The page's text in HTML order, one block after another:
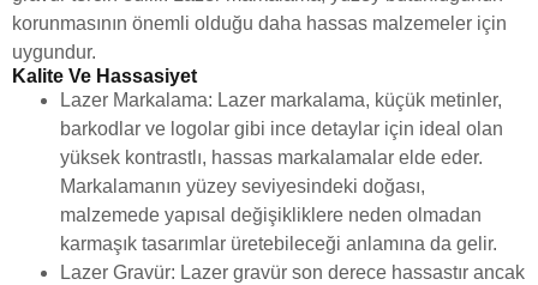
korunmasının önemli olduğu daha hassas malzemeler için
uygundur.
Kalite Ve Hassasiyet
Lazer Markalama: Lazer markalama, küçük metinler,
barkodlar ve logolar gibi ince detaylar için ideal olan
yüksek kontrastlı, hassas markalamalar elde eder.
Markalamanın yüzey seviyesindeki doğası,
malzemede yapısal değişikliklere neden olmadan
karmaşık tasarımlar üretebileceği anlamına da gelir.
Lazer Gravür: Lazer gravür son derece hassastır ancak